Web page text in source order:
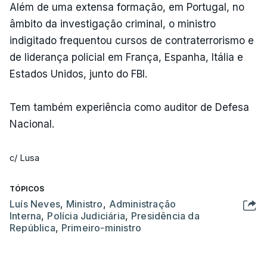
Além de uma extensa formação, em Portugal, no
âmbito da investigação criminal, o ministro
indigitado frequentou cursos de contraterrorismo e
de liderança policial em França, Espanha, Itália e
Estados Unidos, junto do FBI.
Tem também experiência como auditor de Defesa
Nacional.
c/ Lusa
TÓPICOS
Luís Neves, Ministro, Administração
Interna, Polícia Judiciária, Presidência da
República, Primeiro-ministro